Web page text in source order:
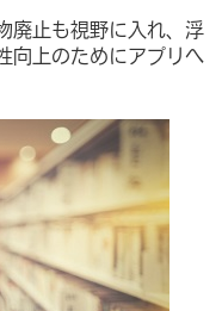
廃止も視野に入れ、浮
向上のためにアプリへ